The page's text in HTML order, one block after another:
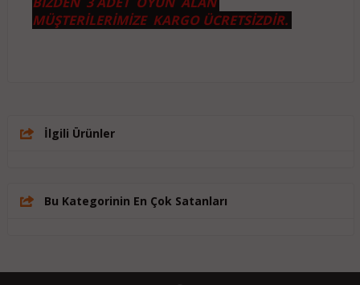
MÜŞTERİLERİMİZE KARGO ÜCRETSİZDİR.
İlgili Ürünler
Bu Kategorinin En Çok Satanları